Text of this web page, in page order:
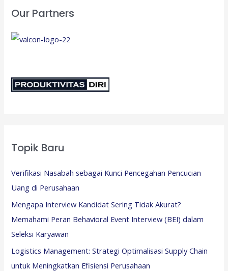
Our Partners
Topik Baru
Verifikasi Nasabah sebagai Kunci Pencegahan Pencucian
Uang di Perusahaan
Mengapa Interview Kandidat Sering Tidak Akurat?
Memahami Peran Behavioral Event Interview (BEI) dalam
Seleksi Karyawan
Logistics Management: Strategi Optimalisasi Supply Chain
untuk Meningkatkan Efisiensi Perusahaan